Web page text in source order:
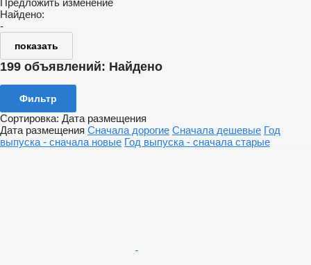
Предложить изменение
Найдено:
-
показать
199 объявлений: Найдено
Фильтр
Сортировка: Дата размещения
Дата размещения Сначала дорогие Сначала дешевые Год
выпуска - сначала новые Год выпуска - сначала старые